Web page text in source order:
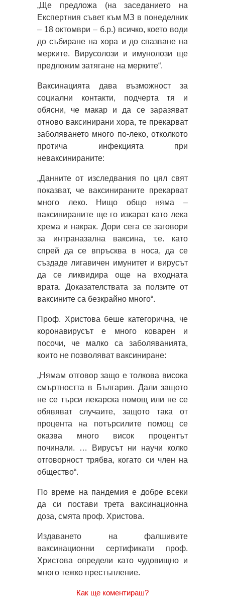
„Ще предложа (на заседанието на
Експертния съвет към МЗ в понеделник
– 18 октомври – б.р.) всичко, което води
до събиране на хора и до спазване на
мерките. Вирусолози и имунолози ще
предложим затягане на мерките“.
Ваксинацията дава възможност за
социални контакти, подчерта тя и
обясни, че макар и да се заразяват
отново ваксинирани хора, те прекарват
заболяването много по-леко, отколкото
протича инфекцията при
неваксинираните:
„Данните от изследвания по цял свят
показват, че ваксинираните прекарват
много леко. Нищо общо няма –
ваксинираните ще го изкарат като лека
хрема и накрак. Дори сега се заговори
за интраназална ваксина, т.е. като
спрей да се впръсква в носа, да се
създаде лигавичен имунитет и вирусът
да се ликвидира още на входната
врата. Доказателствата за ползите от
ваксините са безкрайно много“.
Проф. Христова беше категорична, че
коронавирусът е много коварен и
посочи, че малко са заболяванията,
които не позволяват ваксиниране:
„Нямам отговор защо е толкова висока
смъртността в България. Дали защото
не се търси лекарска помощ или не се
обявяват случаите, защото така от
процента на потърсилите помощ се
оказва много висок процентът
починали. … Вирусът ни научи колко
отговорност трябва, когато си член на
общество“.
По време на пандемия е добре всеки
да си постави трета ваксинационна
доза, смята проф. Христова.
Издаването на фалшивите
ваксинационни сертификати проф.
Христова определи като чудовищно и
много тежко престъпление.
Как ще коментираш?